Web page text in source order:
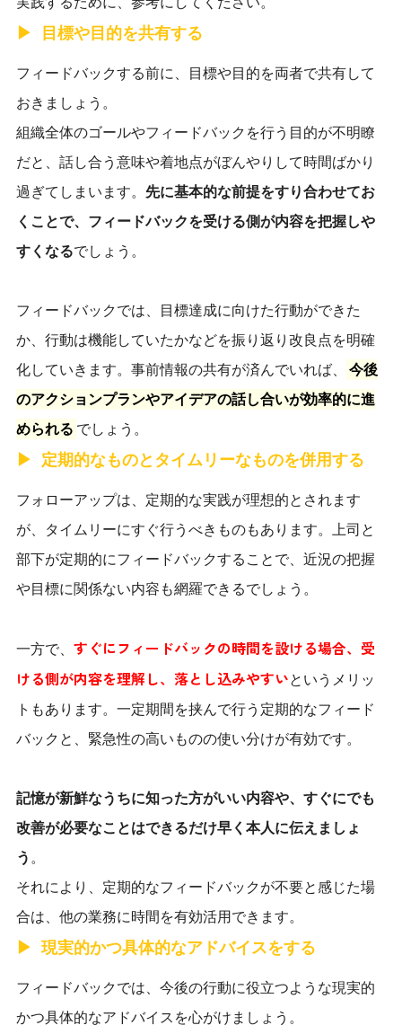
目標や目的を共有する
フィードバックする前に、目標や目的を両者で共有して
おきましょう。
組織全体のゴールやフィードバックを行う目的が不明瞭
だと、話し合う意味や着地点がぼんやりして時間ばかり
過ぎてしまいます。 先に基本的な前提をすり合わせてお
くことで、フィードバックを受ける側が内容を把握しや
すくなるでしょう。
フィードバックでは、目標達成に向けた行動ができた
か、行動は機能していたかなどを振り返り改良点を明確
化していきます。事前情報の共有が済んでいれば、
今後
のアクションプランやアイデアの話し合いが効率的に進
められる でしょう。
定期的なものとタイムリーなものを併用する
フォローアップは、定期的な実践が理想的とされます
が、タイムリーにすぐ行うべきものもあります。上司と
部下が定期的にフィードバックすることで、近況の把握
や目標に関係ない内容も網羅できるでしょう。
一方で、 すぐにフィードバックの時間を設ける場合、受
ける側が内容を理解し、落とし込みやすいというメリッ
トもあります。一定期間を挟んで行う定期的なフィード
バックと、緊急性の高いものの使い分けが有効です。
記憶が新鮮なうちに知った方がいい内容や、すぐにでも
改善が必要なことはできるだけ早く本人に伝えましょ
う 。
それにより、定期的なフィードバックが不要と感じた場
合は、他の業務に時間を有効活用できます。
現実的かつ具体的なアドバイスをする
フィードバックでは、今後の行動に役立つような現実的
かつ具体的なアドバイスを心がけましょう。